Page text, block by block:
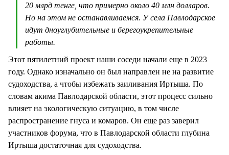
20 млрд тенге, что примерно около 40 млн долларов.
Но на этом не останавливаемся. У села Павлодарское
идут дноуглубительные и берегоукрепительные
работы.
Этот пятилетний проект наши соседи начали еще в 2023
году. Однако изначально он был направлен не на развитие
судоходства, а чтобы избежать заиливания Иртыша. По
словам акима Павлодарской области, этот процесс сильно
влияет на экологическую ситуацию, в том числе
распространение гнуса и комаров. Он еще раз заверил
участников форума, что в Павлодарской области глубина
Иртыша достаточная для судоходства.